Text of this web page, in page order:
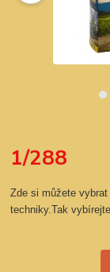
1/288
Zde si můžete
techniky.Tak vybírejte.